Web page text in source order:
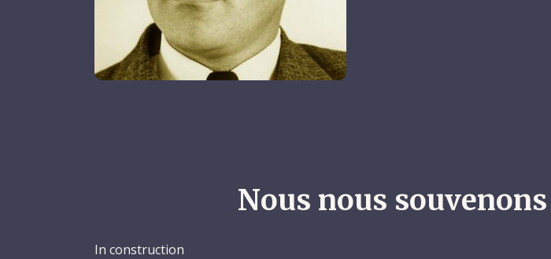
Nous nous
In construction